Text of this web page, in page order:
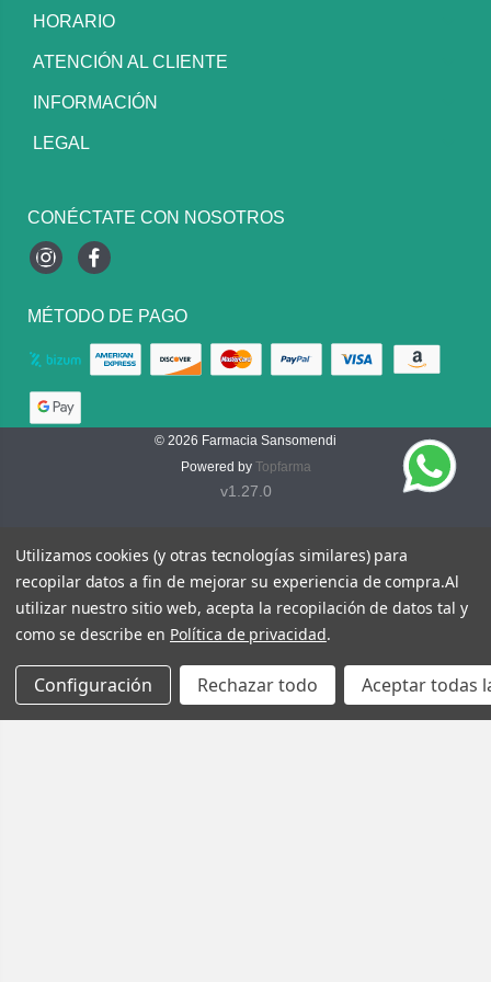
HORARIO
ATENCIÓN AL CLIENTE
INFORMACIÓN
LEGAL
CONÉCTATE CON NOSOTROS
InstagramFacebook
MÉTODO DE PAGO
© 2026 Farmacia Sansomendi
Powered by Topfarma
v1.27.0
Utilizamos cookies (y otras tecnologías similares) para
recopilar datos a fin de mejorar su experiencia de compra.Al
utilizar nuestro sitio web, acepta la recopilación de datos tal y
como se describe en Política de privacidad.
Configuración Rechazar todo Aceptar todas